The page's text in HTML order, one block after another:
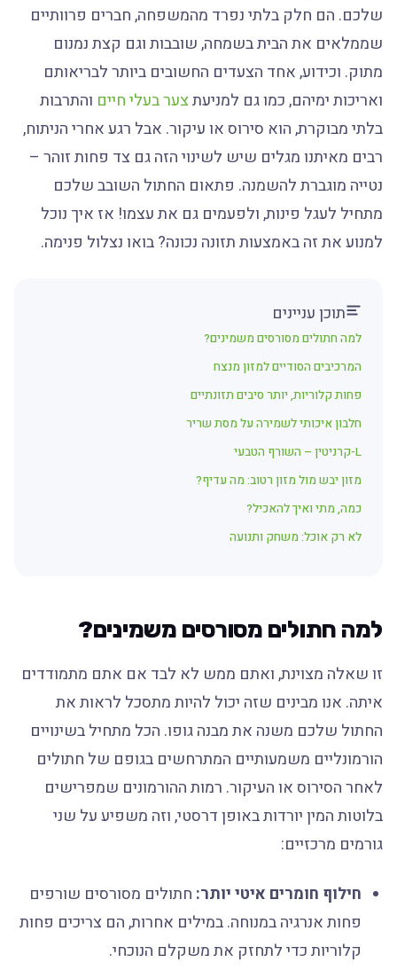
שלכם. הם חלק בלתי נפרד מהמשפחה, חברים פרוותיים
שממלאים את הבית בשמחה, שובבות וגם קצת נמנום
מתוק. וכידוע, אחד הצעדים החשובים ביותר לבריאותם
ואריכות ימיהם, כמו גם למניעתצער בעלי חייםוהתרבות
בלתי מבוקרת, הוא סירוס או עיקור. אבל רגע אחרי הניתוח,
רבים מאיתנו מגלים שיש לשינוי הזה גם צד פחות זוהר –
נטייה מוגברת להשמנה. פתאום החתול השובב שלכם
מתחיל לעגל פינות, ולפעמים גם את עצמו! אז איך נוכל
למנוע את זה באמצעות תזונה נכונה? בואו נצלול פנימה.
תוכן עניינים
למה חתולים מסורסים משמינים?
המרכיבים הסודיים למזון מנצח
פחות קלוריות, יותר סיבים תזונתיים
חלבון איכותי לשמירה על מסת שריר
מזון יבש מול מזון רטוב: מה עדיף?
כמה, מתי ואיך להאכיל?
לא רק אוכל: משחק ותנועה
למה חתולים מסורסים משמינים?
זו שאלה מצוינת, ואתם ממש לא לבד אם אתם מתמודדים
איתה. אנו מבינים שזה יכול להיות מתסכל לראות את
החתול שלכם משנה את מבנה גופו. הכל מתחיל בשינויים
הורמונליים משמעותיים המתרחשים בגופם של חתולים
לאחר הסירוס או העיקור. רמות ההורמונים שמפרישים
בלוטות המין יורדות באופן דרסטי, וזה משפיע על שני
גורמים מרכזיים:
חילוף חומרים איטי יותר:חתולים מסורסים שורפים
פחות אנרגיה במנוחה. במילים אחרות, הם צריכים פחות
קלוריות כדי לתחזק את משקלם הנוכחי.